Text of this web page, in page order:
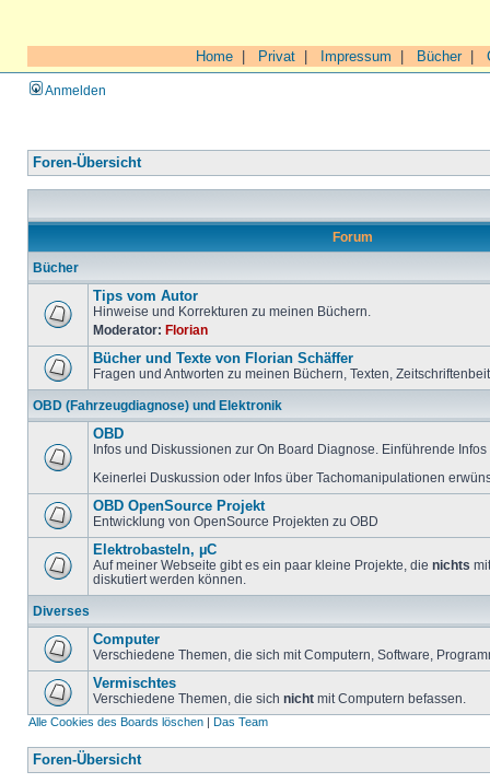
Home Privat Impressum Bücher|
Anmelden
Foren-Übersicht
Forum
Bücher
Tips vom Autor
Hinweise und Korrekturen zu meinen Büchern.
Moderator: Florian
Bücher und Texte von Florian Schäffer
Fragen und Antworten zu meinen Büchern, Texten,
OBD (Fahrzeugdiagnose) und Elektronik
OBD
Infos und Diskussionen zur On Board Diagnose. Einführende
Keinerlei Duskussion oder Infos über Tachomanipulationen
OBD OpenSource Projekt
Entwicklung von OpenSource Projekten zu OBD
Elektrobasteln, µC
Auf meiner Webseite gibt es ein paar kleine Projekte, die nichts
diskutiert werden können.
Diverses
Computer
Verschiedene Themen, die sich mit Computern, Software,
Vermischtes
Verschiedene Themen, die sich nicht mit Computern befassen.
Alle Cookies des Boards löschen | Das Team
Foren-Übersicht